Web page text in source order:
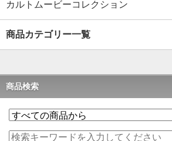
カルトムービーコレクション
商品カテゴリー一覧
商品検索